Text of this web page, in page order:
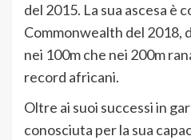
del 2015. La sua ascesa è
Commonwealth del 2018,
nei 100m che nei 200m
record africani.
Oltre ai suoi successi in
conosciuta per la sua